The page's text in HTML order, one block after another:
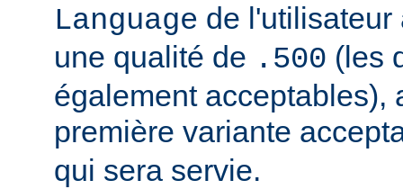
Language de
une qualité de .500 (les
également acceptables),
première variante
qui sera servie.